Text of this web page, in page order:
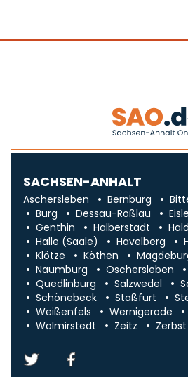
SACHSEN-ANHALT
Aschersleben Bernburg
Burg
Dessau-Roßlau
Genthin
Halberstadt
Halle (Saale)
Havelberg
Klötze
Köthen
Naumburg
Oschersleben
Quedlinburg
Salzwedel
Schönebeck
Staßfurt
Weißenfels
Wernigerode
Wolmirstedt
Zeitz Zerbst